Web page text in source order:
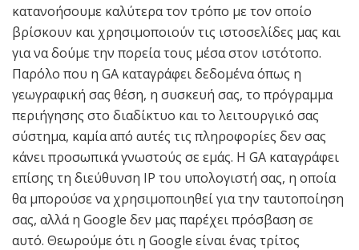
κατανοήσουμε καλύτερα τον τρόπο με τον οποίο
βρίσκουν και χρησιμοποιούν τις ιστοσελίδες μας και
για να δούμε την πορεία τους μέσα στον ιστότοπο.
Παρόλο που η GA καταγράφει δεδομένα όπως η
γεωγραφική σας θέση, η συσκευή σας, το πρόγραμμα
περιήγησης στο διαδίκτυο και το λειτουργικό σας
σύστημα, καμία από αυτές τις πληροφορίες δεν σας
κάνει προσωπικά γνωστούς σε εμάς. Η GA καταγράφει
επίσης τη διεύθυνση IP του υπολογιστή σας, η οποία
θα μπορούσε να χρησιμοποιηθεί για την ταυτοποίηση
σας, αλλά η Google δεν μας παρέχει πρόσβαση σε
αυτό. Θεωρούμε ότι η Google είναι ένας τρίτος